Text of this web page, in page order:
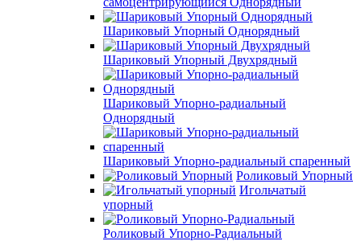
Шариковый Упорный Однорядный
Шариковый Упорный Двухрядный
Шариковый Упорно-радиальный
Однорядный
Шариковый Упорно-радиальный спаренный
Роликовый Упорный
Игольчатый
упорный
Роликовый Упорно-Радиальный